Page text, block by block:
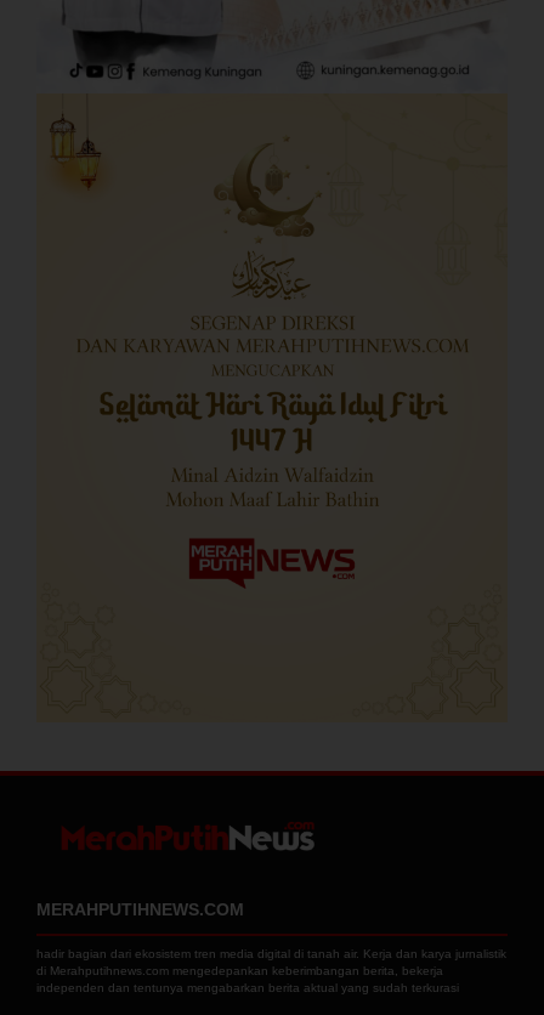
MERAHPUTIHNEWS.COM
hadir bagian dari ekosistem tren media digital di tanah air. Kerja dan karya jurnalistik
di Merahputihnews.com mengedepankan keberimbangan berita, bekerja
independen dan tentunya mengabarkan berita aktual yang sudah terkurasi